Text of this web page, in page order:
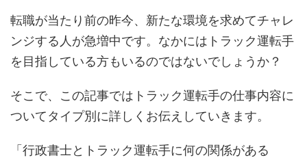
転職が当たり前の昨今、新たな環境を求めてチャレ
ンジする人が急増中です。なかにはトラック運転手
を目指している方もいるのではないでしょうか？
そこで、この記事ではトラック運転手の仕事内容に
ついてタイプ別に詳しくお伝えしていきます。
「行政書士とトラック運転手に何の関係がある